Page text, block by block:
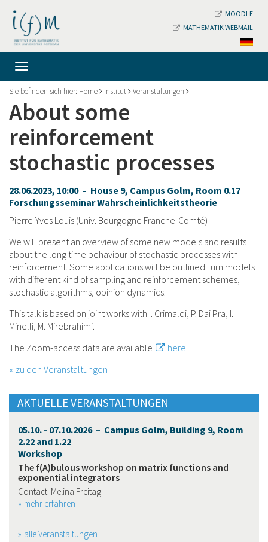
MOODLE
MATHEMATIK WEBMAIL
Sie befinden sich hier: Home Institut Veranstaltungen
About some
reinforcement
stochastic processes
28.06.2023, 10:00 – House 9, Campus Golm, Room 0.17
Forschungsseminar Wahrscheinlichkeitstheorie
Pierre-Yves Louis (Univ. Bourgogne Franche-Comté)
We will present an overview of some new models and results
about the long time behaviour of stochastic processes with
reinforcement. Some applications will be outlined : urn models
with different kind of sampling and reinforcement schemes,
stochastic algorithms, opinion dynamics.
This talk is based on joint works with I. Crimaldi, P. Dai Pra, I.
Minelli, M. Mirebrahimi.
The Zoom-access data are available
here
zu den Veranstaltungen
AKTUELLE VERANSTALTUNGEN
05.10. - 07.10.2026 – Campus Golm, Building 9, Room
2.22 and 1.22
Workshop
The f(A)bulous workshop on matrix functions and
exponential integrators
Contact: Melina Freitag
mehr erfahren
alle Veranstaltungen